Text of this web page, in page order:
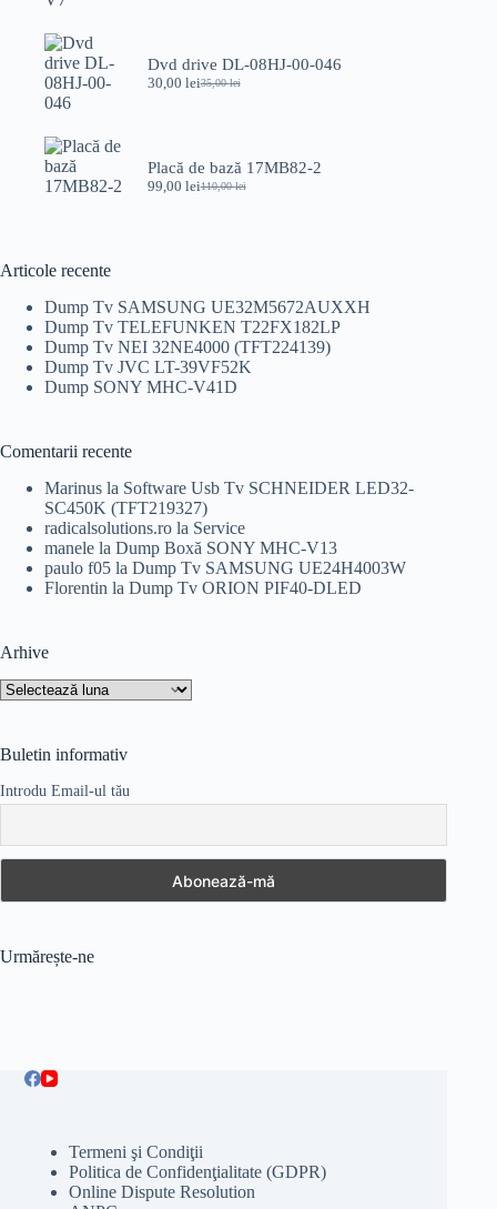
50,00 lei.
Dvd drive DL-08HJ-00-046
35,00lei
Prețul
35,00 lei.
30,00 leiPrețul
Placă de bază 17MB82-2
110,00lei
Prețul
99,00 leiPrețul
Articole recente
Dump Tv SAMSUNG UE32M5672AUXXH
Dump Tv TELEFUNKEN T22FX182LP
Dump Tv NEI 32NE4000 (TFT224139)
Dump Tv JVC LT-39VF52K
Dump SONY MHC-V41D
Comentarii recente
Marinus la Software Usb Tv SCHNEIDER LED32-
SC450K (TFT219327)
radicalsolutions.ro la Service
manele la Dump Boxă SONY MHC-V13
paulo f05 la Dump Tv SAMSUNG UE24H4003W
Florentin la Dump Tv ORION PIF40-DLED
Arhive
Arhive
Buletin informativ
Introdu Email-ul tău
Urmărește-ne
Termeni şi Condiţii
Politica de Confidenţialitate (GDPR)
Online Dispute Resolution